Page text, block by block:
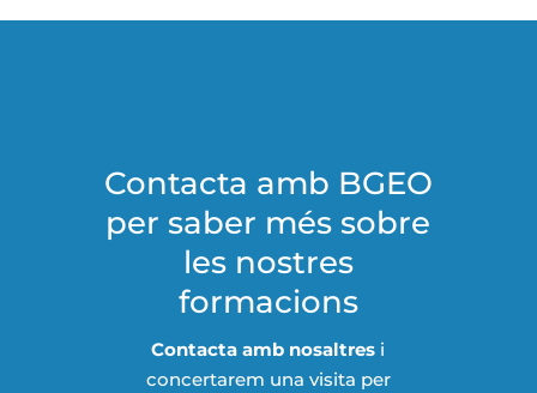
Contacta amb BGEO
per saber més sobre
les nostres
formacions
Contacta amb nosaltres i
concertarem una visita per